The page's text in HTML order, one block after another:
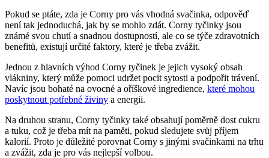
Pokud se ptáte, ⁣zda⁢ je Corny pro ‌vás​ vhodná svačinka, odpověď
není tak jednoduchá, jak by ⁢se mohlo zdát. ⁤Corny⁤ tyčinky jsou
známé svou chutí a snadnou dostupností, ale co se týče zdravotních
benefitů, existují určité faktory, ‌které je třeba zvážit.
Jednou​ z hlavních výhod Corny ⁤tyčinek je jejich vysoký obsah
vlákniny, který může ⁢pomoci udržet‍ pocit sytosti a podpořit⁣ trávení.
Navíc jsou bohaté na ovocné a oříškové⁣ ingredience, které mohou
poskytnout potřebné živiny ‍ a energii.
Na druhou ​stranu,‍ Corny tyčinky také obsahují poměrně dost cukru
‌a tuku, což je ​třeba mít na paměti, pokud sledujete svůj příjem
kalorií. ⁤Proto je⁤ důležité porovnat Corny s jinými svačinkami na ⁤trhu
a zvážit,​ zda je pro vás nejlepší ⁤volbou.